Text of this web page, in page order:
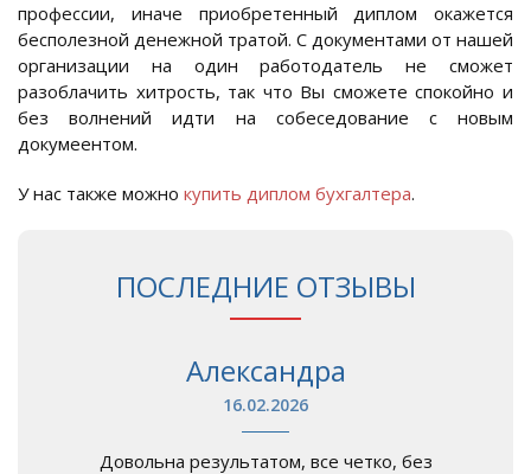
профессии, иначе приобретенный диплом окажется
бесполезной денежной тратой. С документами от нашей
организации на один работодатель не сможет
разоблачить хитрость, так что Вы сможете спокойно и
без волнений идти на собеседование с новым
докумеентом.
У нас также можно купить диплом бухгалтера.
ПОСЛЕДНИЕ ОТЗЫВЫ
Александра
16.02.2026
Довольна результатом, все четко, без